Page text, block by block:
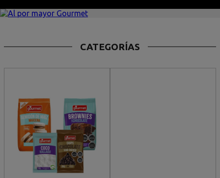
CATEGORÍAS